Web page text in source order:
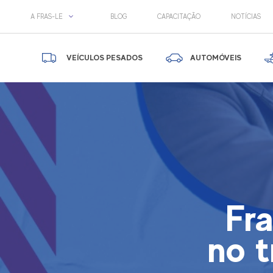
A FRAS-LE BLOG CAPACITAÇÃO NOTÍCIAS
VEÍCULOS PESADOS AUTOMÓVEIS
no